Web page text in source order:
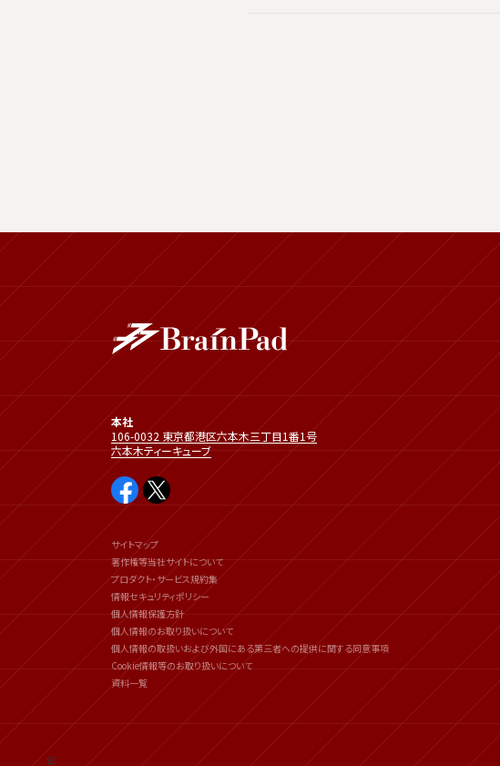
本社
106-0032 東京都港区六本木三丁目1番1号
六本木ティーキューブ
サイトマップ
著作権等当社サイトについて
プロダクト・サービス規約集
情報セキュリティポリシー
個人情報保護方針
個人情報のお取り扱いについて
個人情報の取扱いおよび外国にある第三者への提供に関する同意事項
Cookie情報等のお取り扱いについて
資料一覧